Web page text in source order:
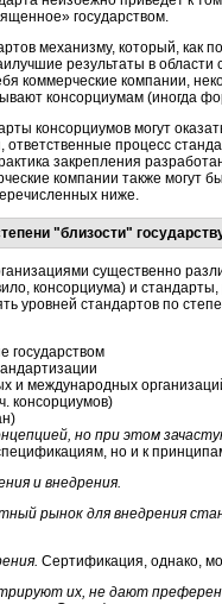
государством.
механизму, который, как
результаты в
коммерческие компании,
консорциумам (иногда
консорциумов могут
процесс
закрепления
компании также могут
ниже.
"близости"
существенно
консорциума) и
уровней стандартов по
государством
и международных
консорциумов)
но при этом
но и к
и внедрения.
рынок для внедрения
Сертификация, однако,
их, не дают